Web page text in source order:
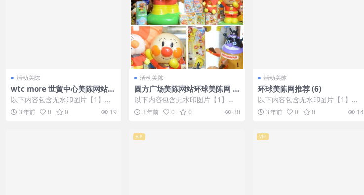
活动美陈
wtc more 世貿中心美陈网站环
球美陈网 (36)
以下内容包含无水印图片【1】张
，开通会员无障碍浏览 开通VIP会
员 3 年前 0 0 19
活动美陈
圆方广场美陈网站环球美陈网 (6
0)
以下内容包含无水印图片【1】张
，开通会员无障碍浏览 开通VIP会
员 3 年前 0 0 30
活动美陈
环球美陈网推荐 (6)
以下内容包含无水印图片【1】张
，开通会员无障碍浏览 开通VIP会
员 3 年前 0 0 14
VIP VIP